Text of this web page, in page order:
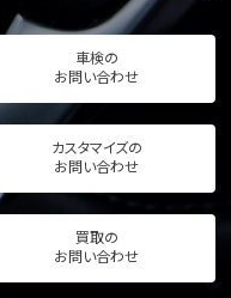
車検の
お問い合わせ
カスタマイズの
お問い合わせ
買取の
お問い合わせ